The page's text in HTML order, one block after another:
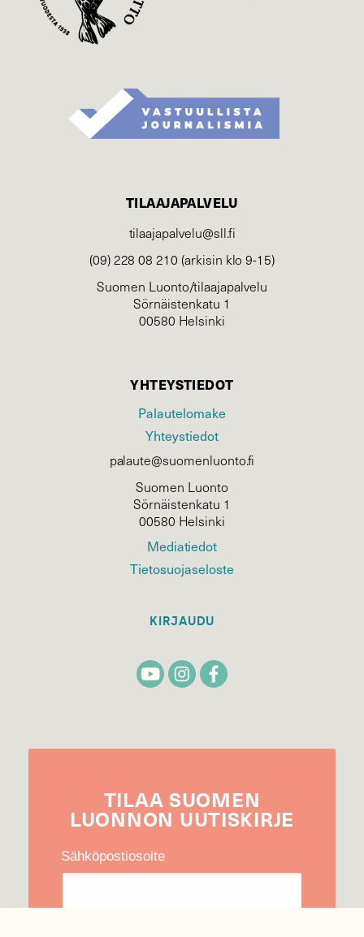
TILAAJAPALVELU
tilaajapalvelu@sll.fi
(09) 228 08 210 (arkisin klo 9-15)
Suomen Luonto/tilaajapalvelu
Sörnäistenkatu 1
00580 Helsinki
YHTEYSTIEDOT
Palautelomake
Yhteystiedot
palaute@suomenluonto.fi
Suomen Luonto
Sörnäistenkatu 1
00580 Helsinki
Mediatiedot
Tietosuojaseloste
KIRJAUDU
TILAA SUOMEN
LUONNON UUTIS­KIRJE
Sähköpostiosoite